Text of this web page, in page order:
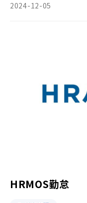
2024-12-05
HRMOS勤怠